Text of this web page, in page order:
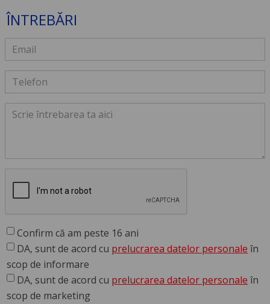
ÎNTREBĂRI
Confirm că am peste 16 ani
DA, sunt de acord cu prelucrarea datelor personale în
scop de informare
DA, sunt de acord cu prelucrarea datelor personale în
scop de marketing